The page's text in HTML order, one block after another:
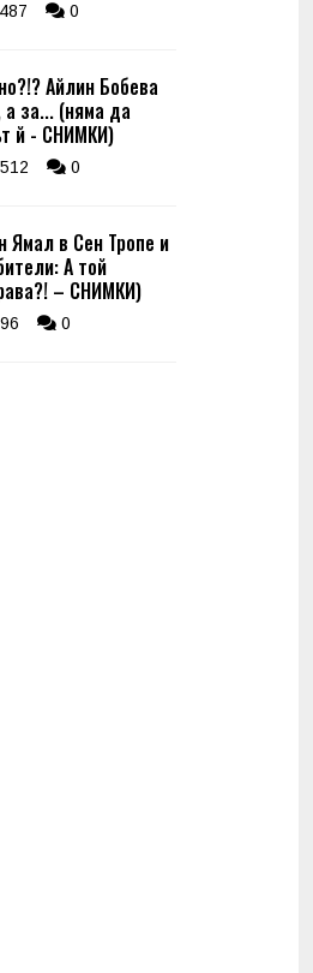
0
Айлин Бобева
за... (няма да
й - СНИМКИ)
0
в Сен Тропе и
А той
– СНИМКИ)
0